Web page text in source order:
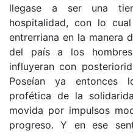
llegase a ser una
hospitalidad, con lo
entrerriana en la manera
del país a los
influyeran con
Poseían ya entonces
profética de la
movida por impulsos
progreso. Y en ese